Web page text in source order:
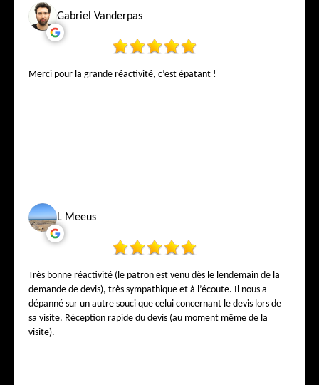
Gabriel Vanderpas
Merci pour la grande réactivité, c’est épatant !
L Meeus
Très bonne réactivité (le patron est venu dès le lendemain de la
demande de devis), très sympathique et à l’écoute. Il nous a
dépanné sur un autre souci que celui concernant le devis lors de
sa visite. Réception rapide du devis (au moment même de la
visite).